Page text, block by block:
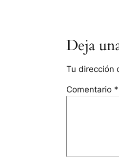
Deja
Tu dirección
Comentario *